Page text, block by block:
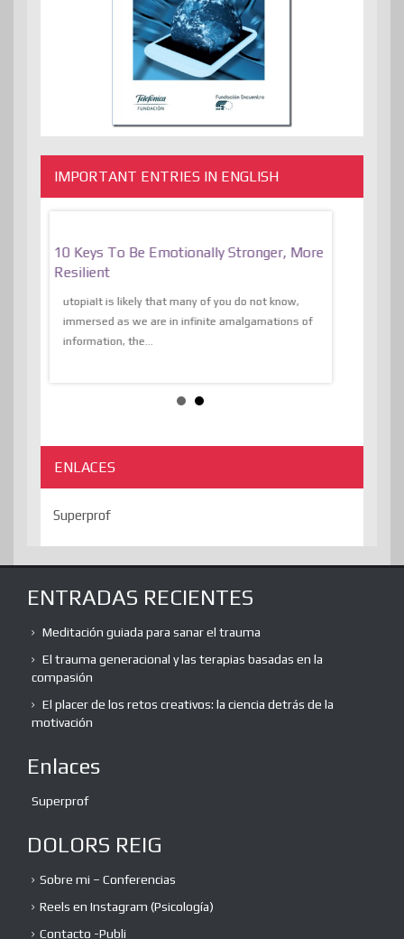
IMPORTANT ENTRIES IN ENGLISH
10 Keys To Be Emotionally Stronger, More
Resilient
utopiaIt is likely that many of you do not know,
immersed as we are in infinite amalgamations of
information, the...
ENLACES
Superprof
ENTRADAS RECIENTES
Meditación guiada para sanar el trauma
El trauma generacional y las terapias basadas en la
compasión
El placer de los retos creativos: la ciencia detrás de la
motivación
Enlaces
Superprof
DOLORS REIG
Sobre mi – Conferencias
Reels en Instagram (Psicología)
Contacto -Publi